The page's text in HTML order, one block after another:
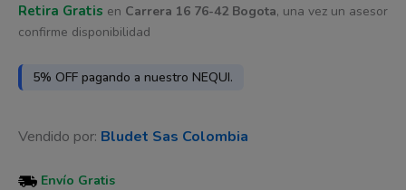
Retira Gratis en Carrera 16 76-42 Bogota, una vez un asesor
confirme disponibilidad
5% OFF pagando a nuestro NEQUI.
Vendido por: Bludet Sas Colombia
Envío Gratis